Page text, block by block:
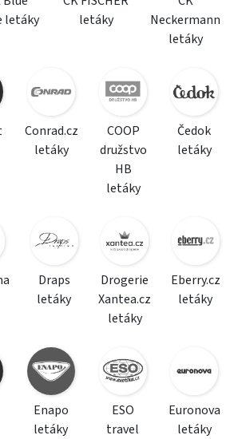
letáky
letáky
Neckermann
letáky
Conrad.cz
letáky
COOP
družstvo
HB
letáky
Čedok
letáky
Draps
letáky
Drogerie
Xantea.cz
letáky
Eberry.cz
letáky
Enapo
letáky
ESO
travel
Euronova
letáky